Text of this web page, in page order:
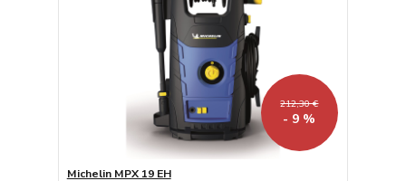
212,30 €
- 9 %
Michelin MPX 19 EH